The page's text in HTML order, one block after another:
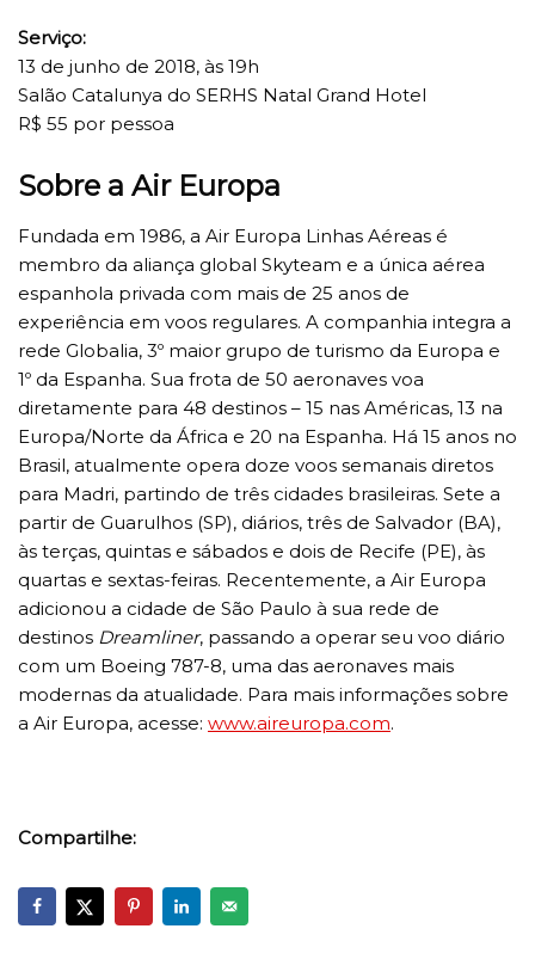
Serviço:
13 de junho de 2018, às 19h
Salão Catalunya do SERHS Natal Grand Hotel
R$ 55 por pessoa
Sobre a Air Europa
Fundada em 1986, a Air Europa Linhas Aéreas é
membro da aliança global Skyteam e a única aérea
espanhola privada com mais de 25 anos de
experiência em voos regulares. A companhia integra a
rede Globalia, 3º maior grupo de turismo da Europa e
1º da Espanha. Sua frota de 50 aeronaves voa
diretamente para 48 destinos – 15 nas Américas, 13 na
Europa/Norte da África e 20 na Espanha. Há 15 anos no
Brasil, atualmente opera doze voos semanais diretos
para Madri, partindo de três cidades brasileiras. Sete a
partir de Guarulhos (SP), diários, três de Salvador (BA),
às terças, quintas e sábados e dois de Recife (PE), às
quartas e sextas-feiras. Recentemente, a Air Europa
adicionou a cidade de São Paulo à sua rede de
destinos Dreamliner, passando a operar seu voo diário
com um Boeing 787-8, uma das aeronaves mais
modernas da atualidade. Para mais informações sobre
a Air Europa, acesse: www.aireuropa.com.
Compartilhe: